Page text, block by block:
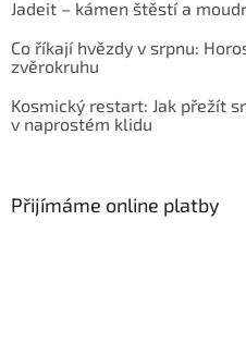
Jadeit – kámen štěstí a
Co říkají hvězdy v srpnu:
zvěrokruhu
Kosmický restart: Jak přežít
v naprostém klidu
Přijímáme online platby